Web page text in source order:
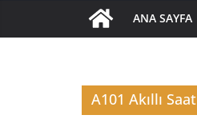
ANA SAYFA
A101 Akıllı Saat